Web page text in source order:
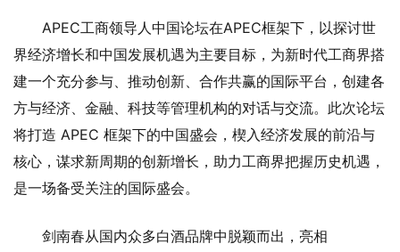
APEC工商领导人中国论坛在APEC框架下，以探讨世
界经济增长和中国发展机遇为主要目标，为新时代工商界搭
建一个充分参与、推动创新、合作共赢的国际平台，创建各
方与经济、金融、科技等管理机构的对话与交流。此次论坛
将打造 APEC 框架下的中国盛会，楔入经济发展的前沿与
核心，谋求新周期的创新增长，助力工商界把握历史机遇，
是一场备受关注的国际盛会。
剑南春从国内众多白酒品牌中脱颖而出，亮相